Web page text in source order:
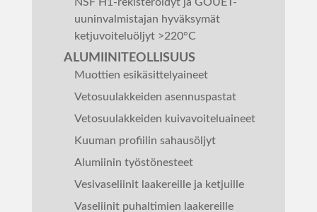
uuninvalmistajan hyväksymät
ketjuvoiteluöljyt >220°C
ALUMIINITEOLLISUUS
Muottien esikäsittelyaineet
Vetosuulakkeiden asennuspastat
Vetosuulakkeiden kuivavoiteluaineet
Kuuman profiilin sahausöljyt
Alumiinin työstönesteet
Vesivaseliinit laakereille ja ketjuille
Vaseliinit puhaltimien laakereille